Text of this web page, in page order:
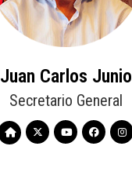
Juan Carlos Junio
Secretario General